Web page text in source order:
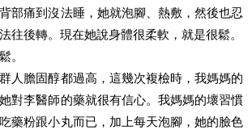
部痛到沒法睡，她就泡腳、熱敷，然後也忍
往後轉。現在她說身體很柔軟，就是很鬆。
。
人膽固醇都過高，這幾次複檢時，我媽媽的
對李醫師的藥就很有信心。我媽媽的壞習慣
藥粉跟小丸而已，加上每天泡腳，她的臉色